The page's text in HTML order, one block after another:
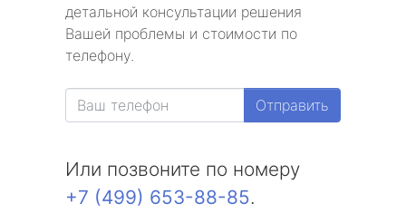
детальной консультации решения
Вашей проблемы и стоимости по
телефону.
Отправить
Или позвоните по номеру
+7 (499) 653-88-85.